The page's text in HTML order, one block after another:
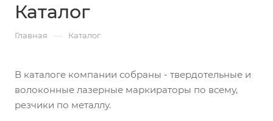
Каталог
Главная — Каталог
В каталоге компании собраны - твердотельные и
волоконные лазерные маркираторы по всему,
резчики по металлу.